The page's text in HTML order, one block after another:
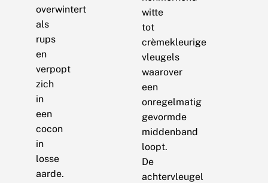
overwintert
als
rups
en
verpopt
zich
in
een
cocon
in
losse
aarde.
witte
tot
crèmekleurige
vleugels
waarover
een
onregelmatig
gevormde
middenband
loopt.
De
achtervleugel